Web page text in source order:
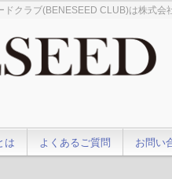
ドクラブ(BENESEED CLUB)は株式会
は よくあるご質問 お問い